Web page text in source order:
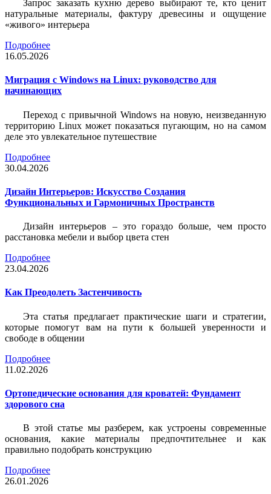
Запрос заказать кухню дерево выбирают те, кто ценит
натуральные материалы, фактуру древесины и ощущение
«живого» интерьера
Подробнее
16.05.2026
Миграция с Windows на Linux: руководство для
начинающих
Переход с привычной Windows на новую, неизведанную
территорию Linux может показаться пугающим, но на самом
деле это увлекательное путешествие
Подробнее
30.04.2026
Дизайн Интерьеров: Искусство Создания
Функциональных и Гармоничных Пространств
Дизайн интерьеров – это гораздо больше, чем просто
расстановка мебели и выбор цвета стен
Подробнее
23.04.2026
Как Преодолеть Застенчивость
Эта статья предлагает практические шаги и стратегии,
которые помогут вам на пути к большей уверенности и
свободе в общении
Подробнее
11.02.2026
Ортопедические основания для кроватей: Фундамент
здорового сна
В этой статье мы разберем, как устроены современные
основания, какие материалы предпочтительнее и как
правильно подобрать конструкцию
Подробнее
26.01.2026